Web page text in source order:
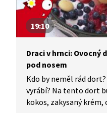
19:10
Draci v hrnci:
pod nosem
Kdo by neměl rád
vyrábí? Na tento dort
kokos, zakysaný krém,